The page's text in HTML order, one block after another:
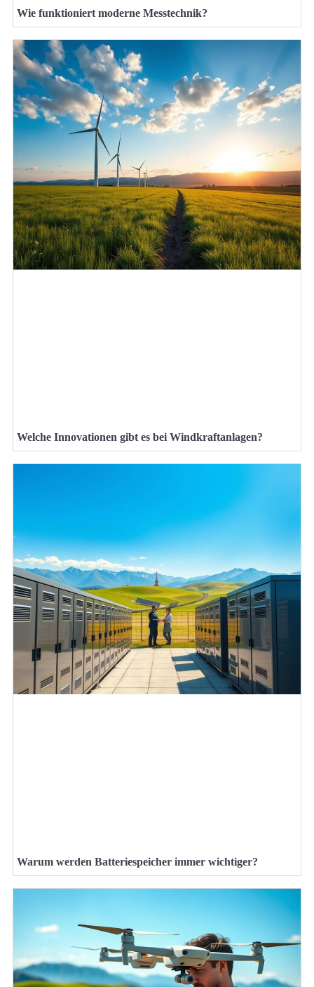
Wie funktioniert moderne Messtechnik?
Welche Innovationen gibt es bei Windkraftanlagen?
Warum werden Batteriespeicher immer wichtiger?